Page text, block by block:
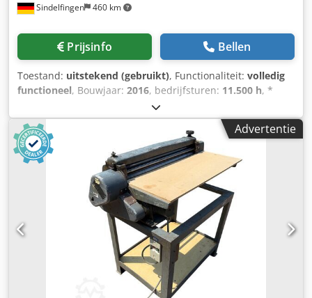
Sindelfingen 460 km
Prijsinfo Bellen
Toestand: uitstekend (gebruikt), Functionaliteit: volledig
functioneel, Bouwjaar: 2016, bedrijfsturen: 11.500 h, *
11.500 bedrijfsuren * Bedrijfsgewicht 15.700 kg *
Motorvermogen 77 kW Crjdpfxsy Rm H Eo Agusf *
Roadliner * hydraulische snelwissel * airconditioning
Advertentie